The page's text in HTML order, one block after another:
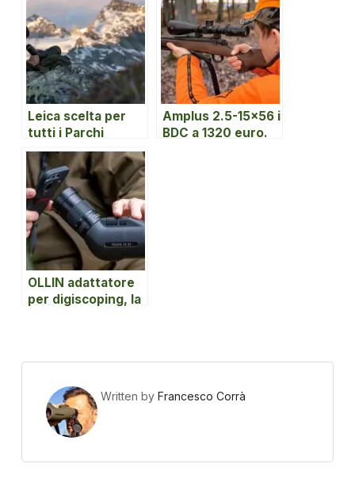
Leica scelta per
tutti i Parchi
Nazionali italiani.
Amplus 2.5-15×56 i
BDC a 1320 euro.
OLLIN adattatore
per digiscoping, la
Written by Francesco Corrà